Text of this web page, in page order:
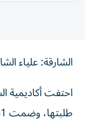
الشارقة: علياء
احتفت أكاديمية